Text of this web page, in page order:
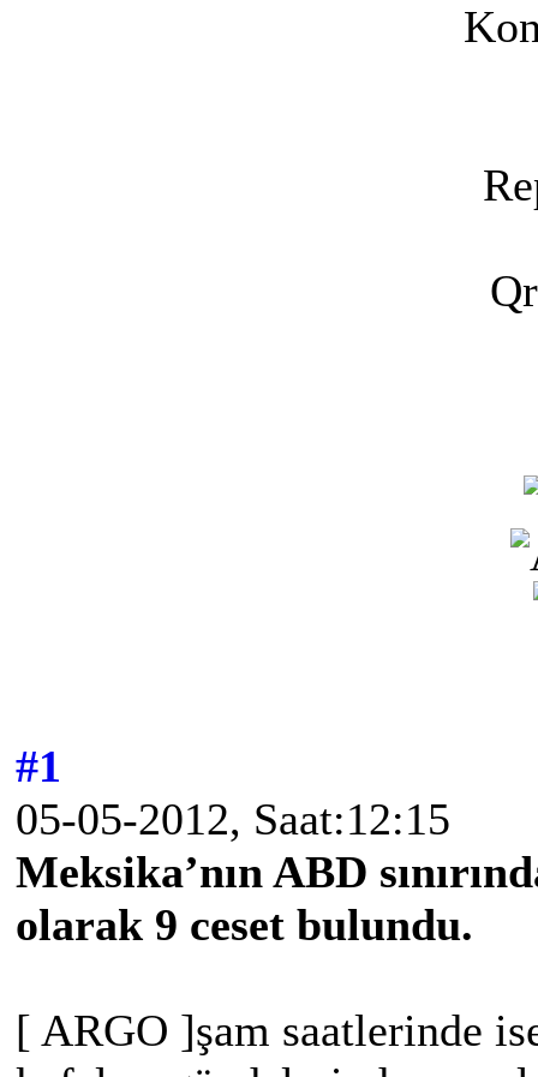
#1
05-05-2012, Saat:12:15
Meksika’nın ABD
olarak 9 ceset bulundu.
[ ARGO ]şam saatlerinde